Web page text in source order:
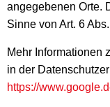
angegebenen Orte.
Sinne von Art. 6
Mehr Informationen
in der
https://